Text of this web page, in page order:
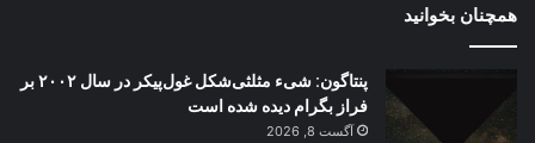
همچنان بخوانید
پنتاگون: شیء مثلثی‌شکل غول‌پیکر در سال ۲۰۰۲ بر
فراز بگرام دیده شده است
آگست 8, 2026